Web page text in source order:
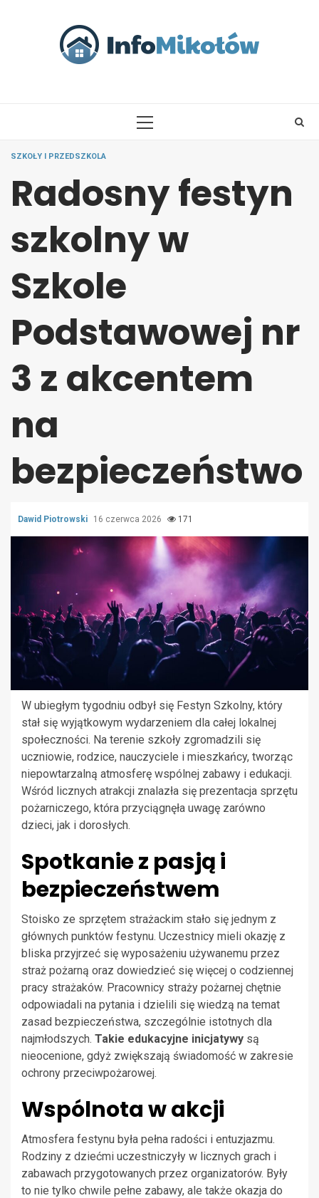
PRIMARY
SZKOŁY I PRZEDSZKOLA
Radosny festyn
szkolny w
Szkole
Podstawowej nr
3 z akcentem
na
bezpieczeństwo
Dawid Piotrowski 16 czerwca 2026 171
W ubiegłym tygodniu odbył się Festyn Szkolny, który
stał się wyjątkowym wydarzeniem dla całej lokalnej
społeczności. Na terenie szkoły zgromadzili się
uczniowie, rodzice, nauczyciele i mieszkańcy, tworząc
niepowtarzalną atmosferę wspólnej zabawy i edukacji.
Wśród licznych atrakcji znalazła się prezentacja sprzętu
pożarniczego, która przyciągnęła uwagę zarówno
dzieci, jak i dorosłych.
Spotkanie z pasją i
bezpieczeństwem
Stoisko ze sprzętem strażackim stało się jednym z
głównych punktów festynu. Uczestnicy mieli okazję z
bliska przyjrzeć się wyposażeniu używanemu przez
straż pożarną oraz dowiedzieć się więcej o codziennej
pracy strażaków. Pracownicy straży pożarnej chętnie
odpowiadali na pytania i dzielili się wiedzą na temat
zasad bezpieczeństwa, szczególnie istotnych dla
najmłodszych. Takie edukacyjne inicjatywy są
nieocenione, gdyż zwiększają świadomość w zakresie
ochrony przeciwpożarowej.
Wspólnota w akcji
Atmosfera festynu była pełna radości i entuzjazmu.
Rodziny z dziećmi uczestniczyły w licznych grach i
zabawach przygotowanych przez organizatorów. Były
to nie tylko chwile pełne zabawy, ale także okazja do